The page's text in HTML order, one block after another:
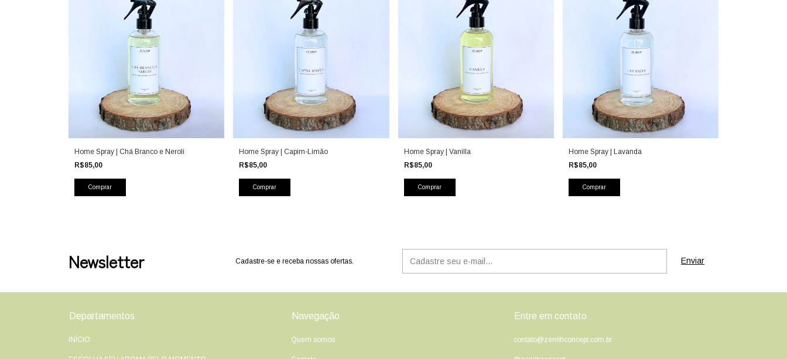
Home Spray | Chá Branco e Neroli
R$85,00
Home Spray | Capim-Limão
R$85,00
Home Spray | Vanilla
R$85,00
Home Spray | Lavanda
R$85,00
Newsletter Cadastre-se e receba nossas ofertas.
Departamentos
INÍCIO
Navegação
Quem somos
Entre em contato
contato@zenithconcept.com.br